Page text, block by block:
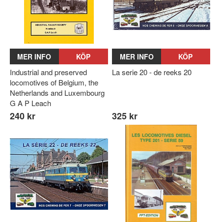
MER INFO KÖP
Industrial and preserved
locomotives of Belgium, the
Netherlands and Luxembourg
G A P Leach
240 kr
MER INFO KÖP
La serie 20 - de reeks 20
325 kr